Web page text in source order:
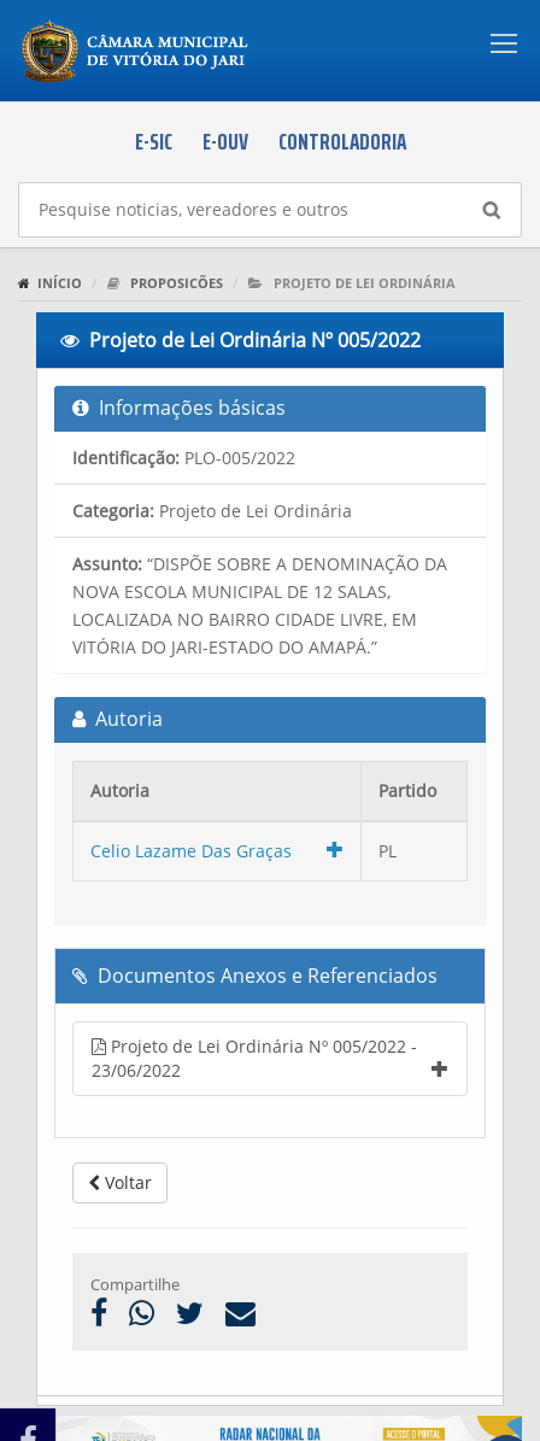
E-SIC E-OUV CONTROLADORIA
INÍCIO PROPOSICÕES PROJETO DE LEI ORDINÁRIA
Projeto de Lei Ordinária Nº 005/2022
Informações básicas
Identificação: PLO-005/2022
Categoria: Projeto de Lei Ordinária
Assunto: “DISPÕE SOBRE A DENOMINAÇÃO DA
NOVA ESCOLA MUNICIPAL DE 12 SALAS,
LOCALIZADA NO BAIRRO CIDADE LIVRE, EM
VITÓRIA DO JARI-ESTADO DO AMAPÁ.”
Autoria
Autoria Partido
Celio Lazame Das Graças PL
Documentos Anexos e Referenciados
Projeto de Lei Ordinária Nº 005/2022 -
23/06/2022
Voltar
Compartilhe